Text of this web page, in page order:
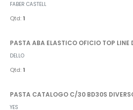
FABER CASTELL
Qtd: 1
PASTA ABA ELASTICO OFICIO TOP LINE
DELLO
Qtd: 1
PASTA CATALOGO C/30 BD30S
YES